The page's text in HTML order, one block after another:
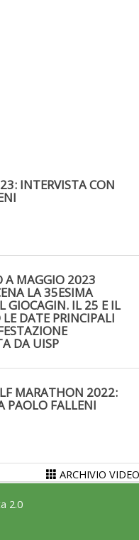
INTERVISTA CON
A MAGGIO 2023
LA 35ESIMA
GIOCAGIN. IL 25 E IL
DATE PRINCIPALI
DA UISP
MARATHON 2022:
PAOLO FALLENI
ARCHIVIO VIDEO
2.0